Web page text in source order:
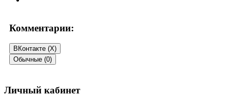
Комментарии:
ВКонтакте (X)
Обычные (0)
Добавить комментарий
Личный кабинет